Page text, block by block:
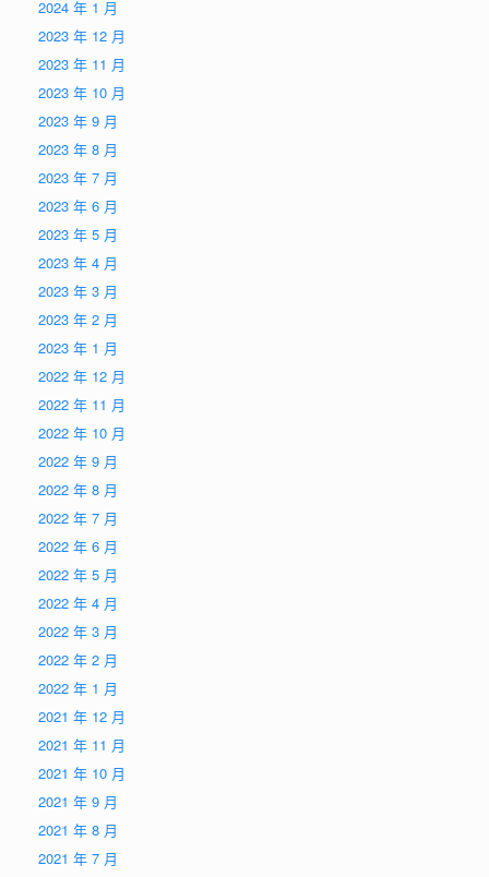
2024 年 1 月
2023 年 12 月
2023 年 11 月
2023 年 10 月
2023 年 9 月
2023 年 8 月
2023 年 7 月
2023 年 6 月
2023 年 5 月
2023 年 4 月
2023 年 3 月
2023 年 2 月
2023 年 1 月
2022 年 12 月
2022 年 11 月
2022 年 10 月
2022 年 9 月
2022 年 8 月
2022 年 7 月
2022 年 6 月
2022 年 5 月
2022 年 4 月
2022 年 3 月
2022 年 2 月
2022 年 1 月
2021 年 12 月
2021 年 11 月
2021 年 10 月
2021 年 9 月
2021 年 8 月
2021 年 7 月